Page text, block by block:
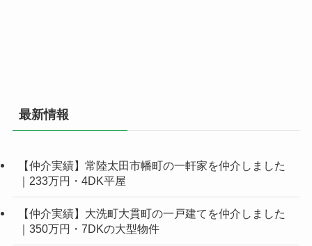
最新情報
【仲介実績】常陸太田市幡町の一軒家を仲介しました
｜233万円・4DK平屋
【仲介実績】大洗町大貫町の一戸建てを仲介しました
｜350万円・7DKの大型物件